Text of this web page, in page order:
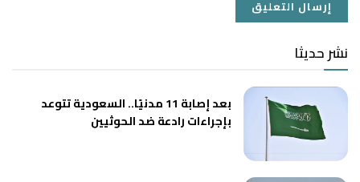
نشر حديثا
بعد إصابة 11 مدنيًا.. السعودية تتوعد
بإجراءات رادعة ضد الحوثيين